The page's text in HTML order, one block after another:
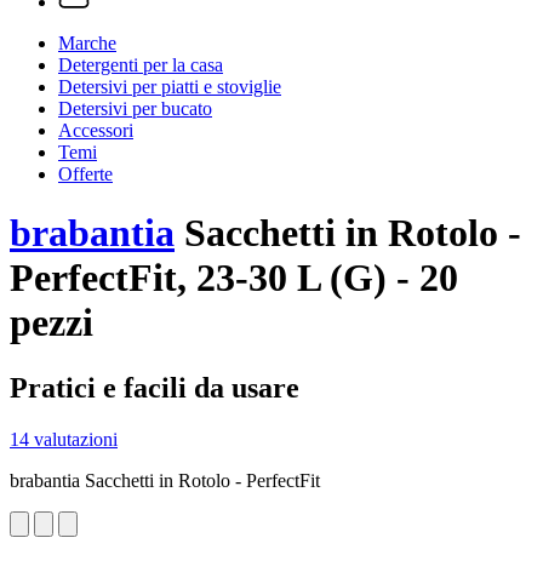
Marche
Detergenti per la casa
Detersivi per piatti e stoviglie
Detersivi per bucato
Accessori
Temi
Offerte
brabantia Sacchetti in Rotolo -
PerfectFit, 23-30 L (G) - 20
pezzi
Pratici e facili da usare
14 valutazioni
brabantia Sacchetti in Rotolo - PerfectFit